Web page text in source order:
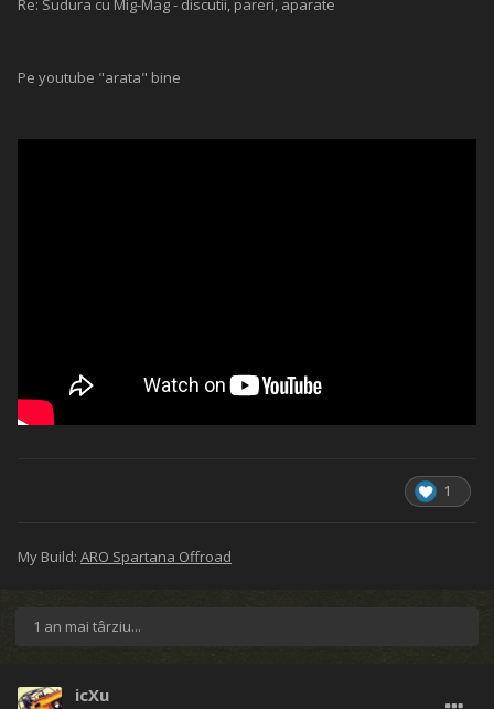
Re: Sudura cu Mig-Mag - discutii, pareri, aparate
Pe youtube "arata" bine
1
My Build: ARO Spartana Offroad
1 an mai târziu...
icXu